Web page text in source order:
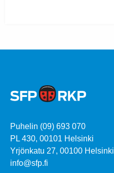
Puhelin (09) 693 070
PL 430, 00101 Helsinki
Yrjönkatu 27, 00100 Helsinki
info@sfp.fi